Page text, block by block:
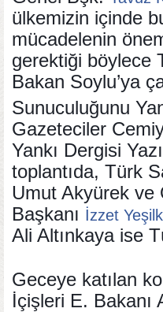
ülkemizin içinde
mücadelenin
gerektiği böylece
Bakan Soylu’ya
Sunuculuğunu
Gazeteciler
Yankı Dergisi
toplantıda, Türk
Umut Akyürek ve
Başkanı İzzet
Ali Altınkaya ise
Geceye katılan
İçişleri E. Bakanı